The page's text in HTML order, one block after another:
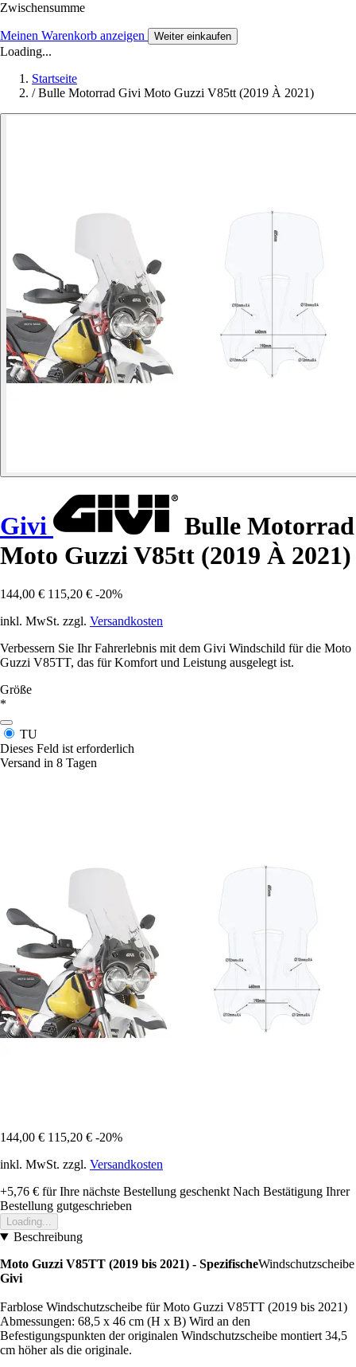
Zwischensumme
Meinen Warenkorb anzeigen Weiter einkaufen
Loading...
Startseite
/ Bulle Motorrad Givi Moto Guzzi V85tt (2019 À 2021)
Givi
Bulle Motorrad
Moto Guzzi V85tt (2019 À 2021)
144,00 € 115,20 € -20%
inkl. MwSt. zzgl. Versandkosten
Verbessern Sie Ihr Fahrerlebnis mit dem Givi Windschild für die Moto
Guzzi V85TT, das für Komfort und Leistung ausgelegt ist.
Größe
*
TU
Dieses Feld ist erforderlich
Versand in 8 Tagen
144,00 € 115,20 € -20%
inkl. MwSt. zzgl. Versandkosten
+5,76 € für Ihre nächste Bestellung geschenkt Nach Bestätigung Ihrer
Bestellung gutgeschrieben
Loading...
Beschreibung
Moto Guzzi V85TT (2019 bis 2021) - SpezifischeWindschutzscheibe
Givi
Farblose Windschutzscheibe für Moto Guzzi V85TT (2019 bis 2021)
Abmessungen: 68,5 x 46 cm (H x B) Wird an den
Befestigungspunkten der originalen Windschutzscheibe montiert 34,5
cm höher als die originale.